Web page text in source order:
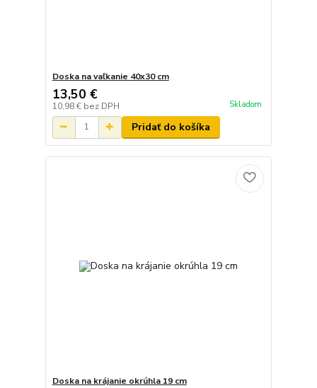
Doska na vaľkanie 40x30 cm
13,50 €
10,98 € bez DPH Skladom
Pridať do košíka
Doska na krájanie okrúhla 19 cm